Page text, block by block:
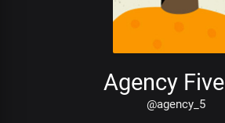
Agency Five
@agency_5